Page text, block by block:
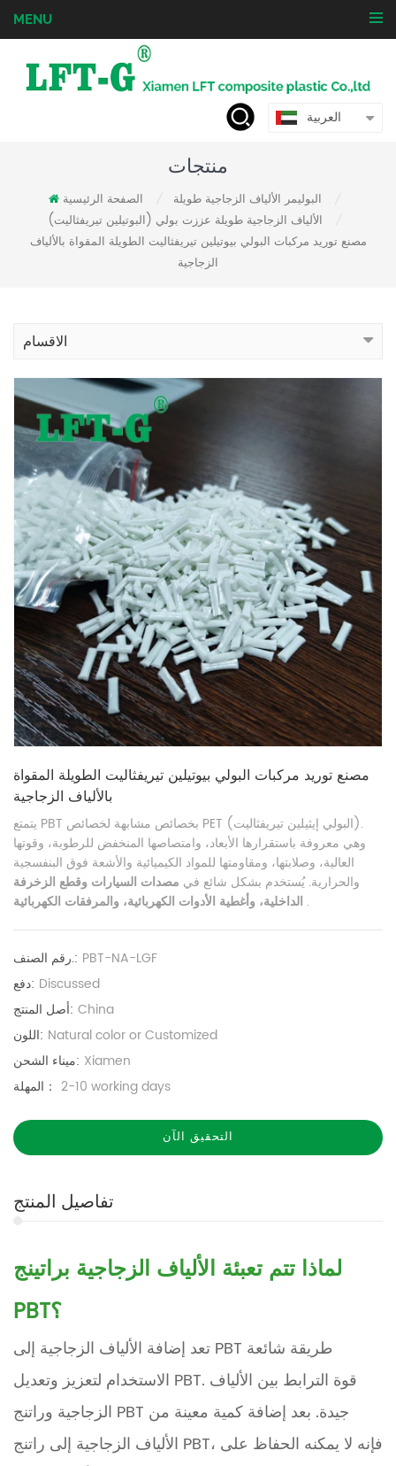
MENU
العربية
منتجات
الصفحة الرئيسية البوليمر الألياف الزجاجية طويلة
الألياف الزجاجية طويلة عززت بولي (البوتيلين تيريفثاليت)
مصنع توريد مركبات البولي بيوتيلين تيريفثاليت الطويلة المقواة بالألياف
الزجاجية
الاقسام
مصنع توريد مركبات البولي بيوتيلين تيريفثاليت الطويلة المقواة
بالألياف الزجاجية
يتمتع PBT بخصائص مشابهة لخصائص PET (البولي إيثيلين تيريفثاليت).
وهي معروفة باستقرارها الأبعاد، وامتصاصها المنخفض للرطوبة، وقوتها
العالية، وصلابتها، ومقاومتها للمواد الكيميائية والأشعة فوق البنفسجية
والحرارية. يُستخدم بشكل شائع في مصدات السيارات وقطع الزخرفة
.
رقم الصنف.: PBT-NA-LGF
دفع: Discussed
أصل المنتج: China
اللون: Natural color or Customized
ميناء الشحن: Xiamen
المهلة： 2-10 working days
التحقيق الآن
تفاصيل المنتج
لماذا تتم تعبئة الألياف الزجاجية براتينج
PBT؟
تعد إضافة الألياف الزجاجية إلى PBT طريقة شائعة
الاستخدام لتعزيز وتعديل PBT. قوة الترابط بين الألياف
الزجاجية وراتنج PBT جيدة. بعد إضافة كمية معينة من
الألياف الزجاجية إلى راتنج PBT، فإنه لا يمكنه الحفاظ على